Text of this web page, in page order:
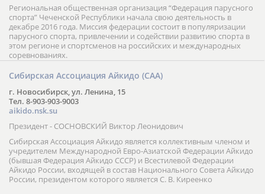
Региональная общественная организация “Федерация парусного
спорта” Чеченской Республики начала свою деятельность в
декабре 2016 года. Миссия федерации состоит в популяризации
парусного спорта, привлечении и содействии развитию спорта в
этом регионе и спортсменов на российских и международных
соревнованиях.
Сибирская Ассоциация Айкидо (САА)
г. Новосибирск, ул. Ленина, 15
Тел. 8-903-903-9003
aikido.nsk.su
Президент - СОСНОВСКИЙ Виктор Леонидович
Сибирская Ассоциация Айкидо является коллективным членом и
учредителем Международной Евро-Азиатской Федерации Айкидо
(бывшая Федерация Айкидо СССР) и Всестилевой Федерации
Айкидо России, входящей в состав Национального Совета Айкидо
России, президентом которого является С. В. Киреенко